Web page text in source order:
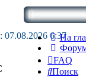
На
FAQ
Поиск
07.08.2026 6:37